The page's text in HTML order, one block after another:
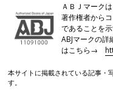
ＡＢＪマーク
著作権者から
であることを
ABJマークの
はこちら→
本サイトに掲載されている記事・
す。